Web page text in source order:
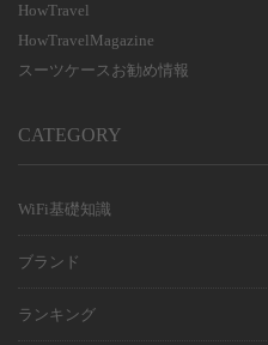
HowTravel
HowTravelMagazine
スーツケースお勧め情報
CATEGORY
WiFi基礎知識
ブランド
ランキング